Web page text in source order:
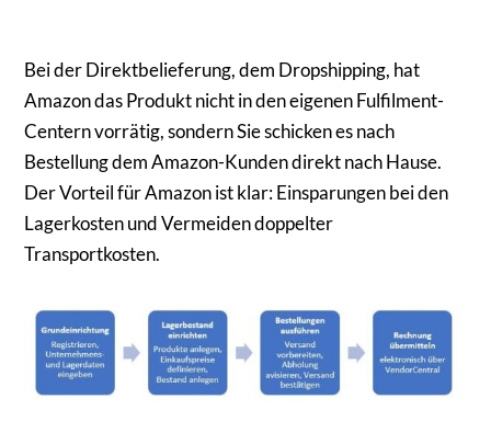
Bei der Direktbelieferung, dem Dropshipping, hat
Amazon das Produkt nicht in den eigenen Fulfilment-
Centern vorrätig, sondern Sie schicken es nach
Bestellung dem Amazon-Kunden direkt nach Hause.
Der Vorteil für Amazon ist klar: Einsparungen bei den
Lagerkosten und Vermeiden doppelter
Transportkosten.